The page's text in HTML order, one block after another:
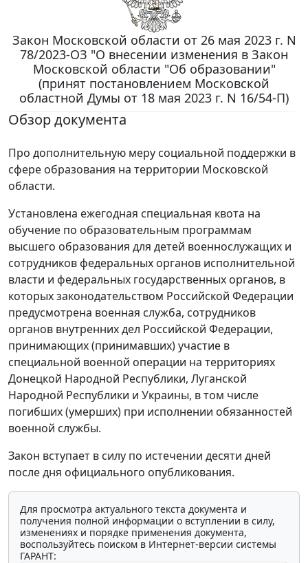
Закон Московской области от 26 мая 2023 г. N
78/2023-ОЗ "О внесении изменения в Закон
Московской области "Об образовании"
(принят постановлением Московской
областной Думы от 18 мая 2023 г. N 16/54-П)
Обзор документа
Про дополнительную меру социальной поддержки в
сфере образования на территории Московской
области.
Установлена ежегодная специальная квота на
обучение по образовательным программам
высшего образования для детей военнослужащих и
сотрудников федеральных органов исполнительной
власти и федеральных государственных органов, в
которых законодательством Российской Федерации
предусмотрена военная служба, сотрудников
органов внутренних дел Российской Федерации,
принимающих (принимавших) участие в
специальной военной операции на территориях
Донецкой Народной Республики, Луганской
Народной Республики и Украины, в том числе
погибших (умерших) при исполнении обязанностей
военной службы.
Закон вступает в силу по истечении десяти дней
после дня официального опубликования.
Для просмотра актуального текста документа и
получения полной информации о вступлении в силу,
изменениях и порядке применения документа,
воспользуйтесь поиском в Интернет-версии системы
ГАРАНТ: